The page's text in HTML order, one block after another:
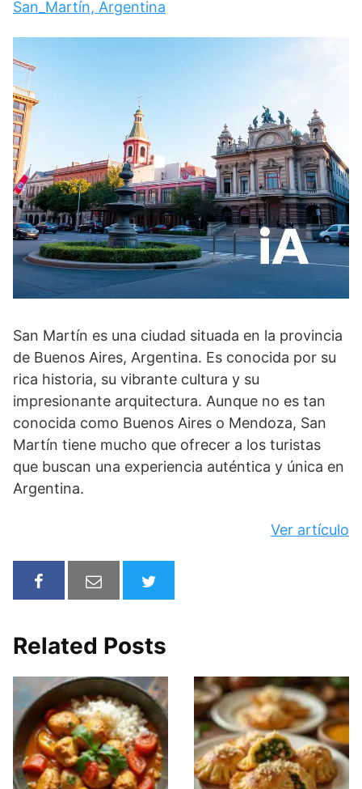
San_Martín, Argentina
San Martín es una ciudad situada en la provincia
de Buenos Aires, Argentina. Es conocida por su
rica historia, su vibrante cultura y su
impresionante arquitectura. Aunque no es tan
conocida como Buenos Aires o Mendoza, San
Martín tiene mucho que ofrecer a los turistas
que buscan una experiencia auténtica y única en
Argentina.
Ver artículo
Related Posts